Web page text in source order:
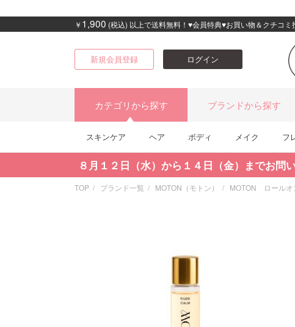
￥ 1,900 (税込) 以上で送料無料！♥会員特典♥お買い物＆クチコ
新規会員登録 ログイン
カテゴリから探す ブランドから探す
スキンケア ヘア ボディ メイク フ
８月１２日（水）から１４日（金）までお問
TOP ブランド一覧 MOTON（モトン） MOTON ロールオ